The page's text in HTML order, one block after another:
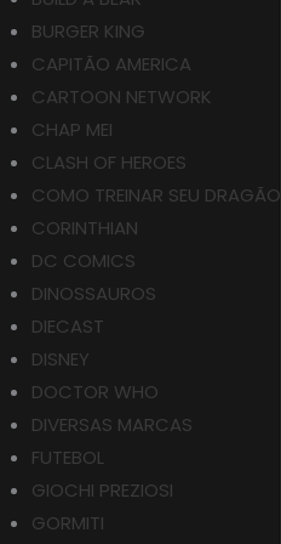
BURGER KING
CAPITÃO AMERICA
CARTOON NETWORK
CHAP MEI
CLASH OF HEROES
COMO TREINAR SEU DRAGÃO
CORINTHIAN
DC COMICS
DINOSSAUROS
DIECAST
DISNEY
DOCTOR WHO
DIVERSAS MARCAS
FUTEBOL
GIOCHI PREZIOSI
GORMITI